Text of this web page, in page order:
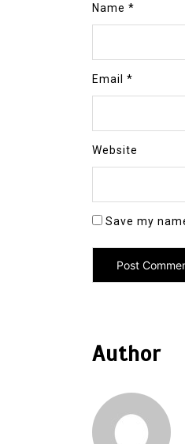
Name *
Email *
Website
Save my
Author